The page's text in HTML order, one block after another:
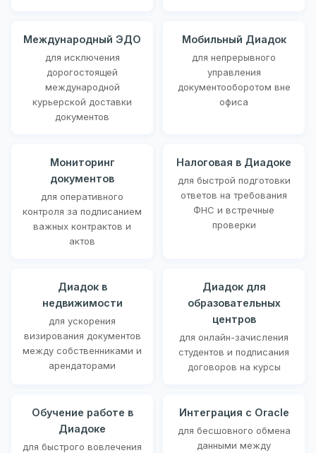
Международный ЭДО
для исключения
дорогостоящей
международной
курьерской доставки
документов
Мобильный Диадок
для непрерывного
управления
документооборотом вне
офиса
Мониторинг
документов
для оперативного
контроля за подписанием
важных контрактов и
актов
Налоговая в Диадоке
для быстрой подготовки
ответов на требования
ФНС и встречные
проверки
Диадок в
недвижимости
для ускорения
визирования документов
между собственниками и
арендаторами
Диадок для
образовательных
центров
для онлайн-зачисления
студентов и подписания
договоров на курсы
Обучение работе в
Диадоке
для быстрого вовлечения
Интеграция с Oracle
для бесшовного обмена
данными между